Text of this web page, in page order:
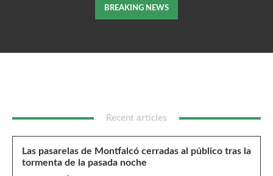
BREAKING NEWS
Recent articles
Las pasarelas de Montfalcó cerradas al público tras la
tormenta de la pasada noche